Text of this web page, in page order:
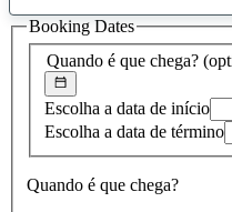
Quando é que chega?
Escolha a data de início
Escolha a data de término
Quando é que chega?
Booking Dates